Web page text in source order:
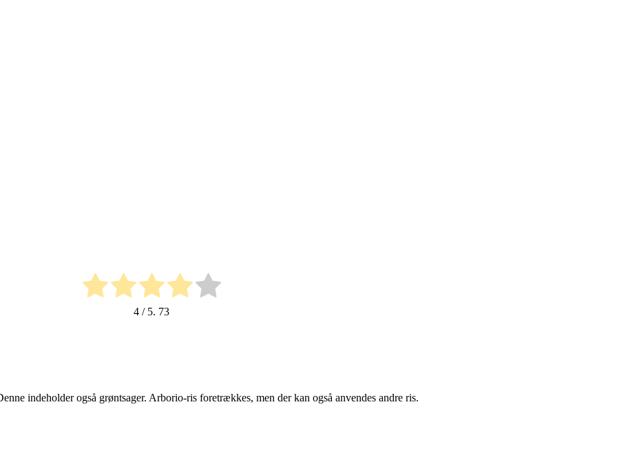
4 / 5. 73
indeholder også grøntsager. Arborio-ris foretrækkes, men der kan også anvendes andre ris.